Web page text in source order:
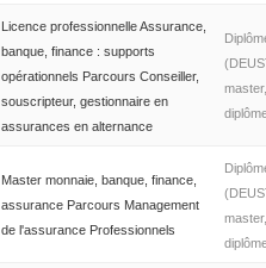
Licence professionnelle Assurance,
banque, finance : supports
opérationnels Parcours Conseiller,
souscripteur, gestionnaire en
assurances en alternance
Master monnaie, banque, finance,
assurance Parcours Management
de l'assurance Professionnels